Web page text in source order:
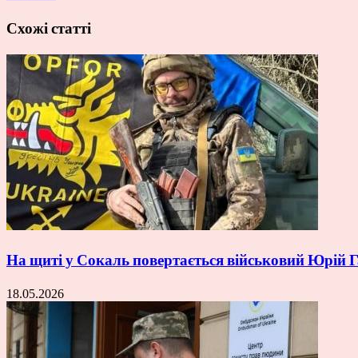
Схожі статті
На щиті у Сокаль повертається військовий Юрій
18.05.2026